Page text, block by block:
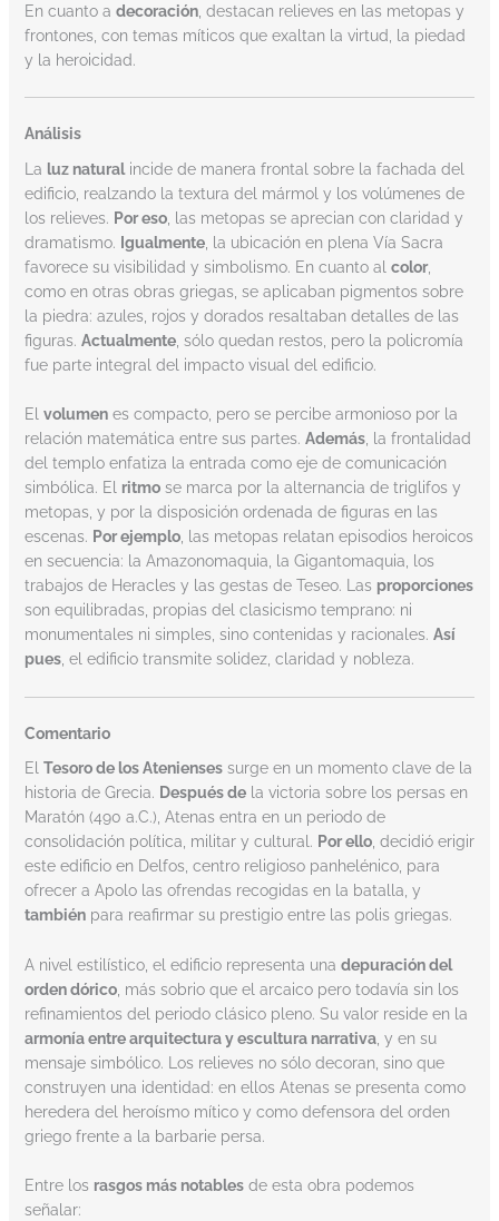
En cuanto a decoración, destacan relieves en las metopas y
frontones, con temas míticos que exaltan la virtud, la piedad
y la heroicidad.
Análisis
La luz naturalincide de manera frontal sobre la fachada del
edificio, realzando la textura del mármol y los volúmenes de
los relieves. Por eso, las metopas se aprecian con claridad y
dramatismo. Igualmente, la ubicación en plena Vía Sacra
favorece su visibilidad y simbolismo. En cuanto al color,
como en otras obras griegas, se aplicaban pigmentos sobre
la piedra: azules, rojos y dorados resaltaban detalles de las
figuras. Actualmente, sólo quedan restos, pero la policromía
fue parte integral del impacto visual del edificio.
El volumenes compacto, pero se percibe armonioso por la
relación matemática entre sus partes. Además, la frontalidad
del templo enfatiza la entrada como eje de comunicación
simbólica. El ritmose marca por la alternancia de triglifos y
metopas, y por la disposición ordenada de figuras en las
escenas. Por ejemplo, las metopas relatan episodios heroicos
en secuencia: la Amazonomaquia, la Gigantomaquia, los
trabajos de Heracles y las gestas de Teseo. Las proporciones
son equilibradas, propias del clasicismo temprano: ni
monumentales ni simples, sino contenidas y racionales. Así
pues, el edificio transmite solidez, claridad y nobleza.
Comentario
El Tesoro de los Ateniensessurge en un momento clave de la
historia de Grecia. Después dela victoria sobre los persas en
Maratón (490 a.C.), Atenas entra en un periodo de
consolidación política, militar y cultural. Por ello, decidió erigir
este edificio en Delfos, centro religioso panhelénico, para
ofrecer a Apolo las ofrendas recogidas en la batalla, y
tambiénpara reafirmar su prestigio entre las polis griegas.
A nivel estilístico, el edificio representa una depuración del
orden dórico, más sobrio que el arcaico pero todavía sin los
refinamientos del periodo clásico pleno. Su valor reside en la
armonía entre arquitectura y escultura narrativa, y en su
mensaje simbólico. Los relieves no sólo decoran, sino que
construyen una identidad: en ellos Atenas se presenta como
heredera del heroísmo mítico y como defensora del orden
griego frente a la barbarie persa.
Entre los rasgos más notablesde esta obra podemos
señalar: